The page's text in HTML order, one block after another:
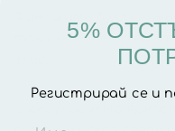
Финли има 8
така че бебето
5%
Регистрирай се и